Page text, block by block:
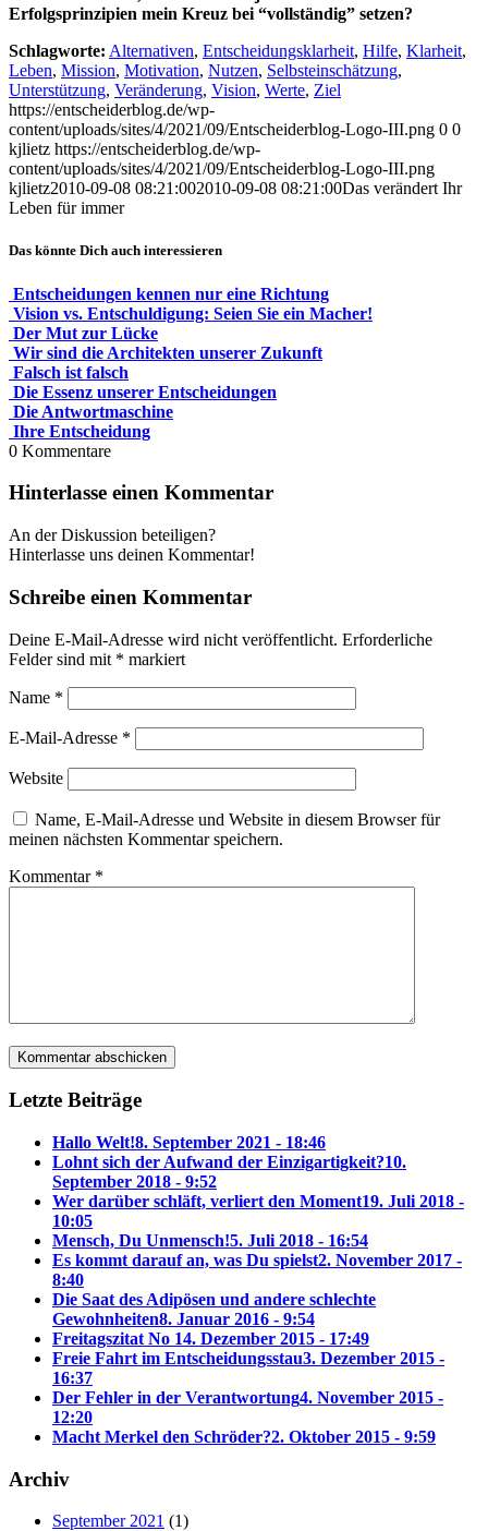
Erfolgsprinzipien mein Kreuz bei “vollständig” setzen?
Schlagworte: Alternativen, Entscheidungsklarheit, Hilfe, Klarheit,
Leben, Mission, Motivation, Nutzen, Selbsteinschätzung,
Unterstützung, Veränderung, Vision, Werte, Ziel
https://entscheiderblog.de/wp-
content/uploads/sites/4/2021/09/Entscheiderblog-Logo-III.png 0 0
kjlietz https://entscheiderblog.de/wp-
content/uploads/sites/4/2021/09/Entscheiderblog-Logo-III.png
kjlietz2010-09-08 08:21:002010-09-08 08:21:00Das verändert Ihr
Leben für immer
Das könnte Dich auch interessieren
Entscheidungen kennen nur eine Richtung
Vision vs. Entschuldigung: Seien Sie ein Macher!
Der Mut zur Lücke
Wir sind die Architekten unserer Zukunft
Falsch ist falsch
Die Essenz unserer Entscheidungen
Die Antwortmaschine
Ihre Entscheidung
0 Kommentare
Hinterlasse einen Kommentar
An der Diskussion beteiligen?
Hinterlasse uns deinen Kommentar!
Schreibe einen Kommentar
Deine E-Mail-Adresse wird nicht veröffentlicht. Erforderliche
Felder sind mit * markiert
Name *
E-Mail-Adresse *
Website
Name, E-Mail-Adresse und Website in diesem Browser für
meinen nächsten Kommentar speichern.
Kommentar *
Letzte Beiträge
Hallo Welt!8. September 2021 - 18:46
Lohnt sich der Aufwand der Einzigartigkeit?10.
September 2018 - 9:52
Wer darüber schläft, verliert den Moment19. Juli 2018 -
10:05
Mensch, Du Unmensch!5. Juli 2018 - 16:54
Es kommt darauf an, was Du spielst2. November 2017 -
8:40
Die Saat des Adipösen und andere schlechte
Gewohnheiten8. Januar 2016 - 9:54
Freitagszitat No 14. Dezember 2015 - 17:49
Freie Fahrt im Entscheidungsstau3. Dezember 2015 -
16:37
Der Fehler in der Verantwortung4. November 2015 -
12:20
Macht Merkel den Schröder?2. Oktober 2015 - 9:59
Archiv
September 2021 (1)